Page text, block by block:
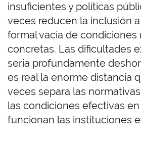
insuficientes y políticas
veces reducen la inclusión
formal vacía de condiciones
concretas. Las dificultades
sería profundamente
es real la enorme distancia
veces separa las normativas
las condiciones efectivas
funcionan las instituciones